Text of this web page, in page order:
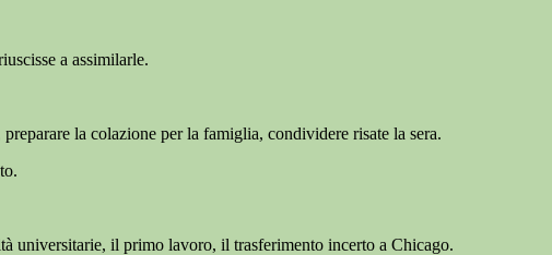
a assimilarle.
la colazione per la famiglia, condividere risate la sera.
universitarie, il primo lavoro, il trasferimento incerto a Chicago.